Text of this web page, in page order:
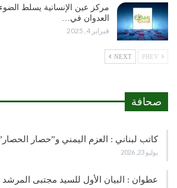
مركز عين الإنسانية يسلط
العدوان في…
فبراير 4, 2025
NEXT
صحافة
كاتب لبناني : العزم اليمني و”حصار
يوليو 23, 2026
عطوان : البيان الأول للسيد مجتبى المرشد